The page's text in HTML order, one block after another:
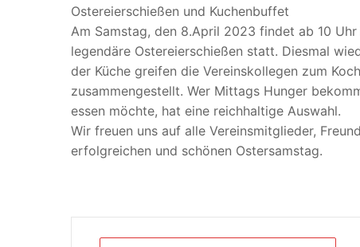
Ostereierschießen und Kuchenbuffet
Am Samstag, den 8.April 2023 findet ab 10
legendäre Ostereierschießen statt. Diesmal
der Küche greifen die Vereinskollegen zum
zusammengestellt. Wer Mittags Hunger
essen möchte, hat eine reichhaltige Auswahl.
Wir freuen uns auf alle Vereinsmitglieder,
erfolgreichen und schönen Ostersamstag.